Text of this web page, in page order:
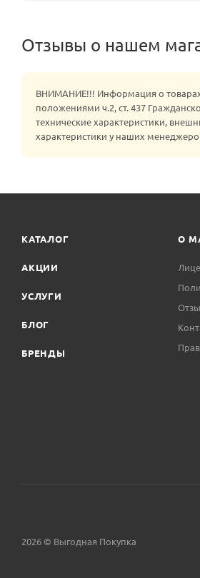
Отзывы о нашем
ВНИМАНИЕ!!! Информация о
положениями ч.2, ст. 437
технические характеристики,
характеристики у наших
КАТАЛОГ
АКЦИИ
УСЛУГИ
БЛОГ
БРЕНДЫ
О
2026 © Выгодная Покупка